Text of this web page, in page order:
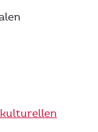
kulturellen